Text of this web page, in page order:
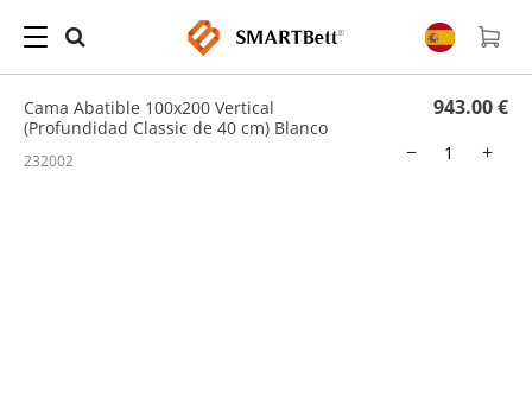
Hogar Cama Abatible
/ Cama Abatible 100x200 Vertical (Profundidad Classic de 40
Cama Abatible 100x200 Vertical
(Profundidad Classic de 40 cm) Blanco
943.00 €
−
+
232002